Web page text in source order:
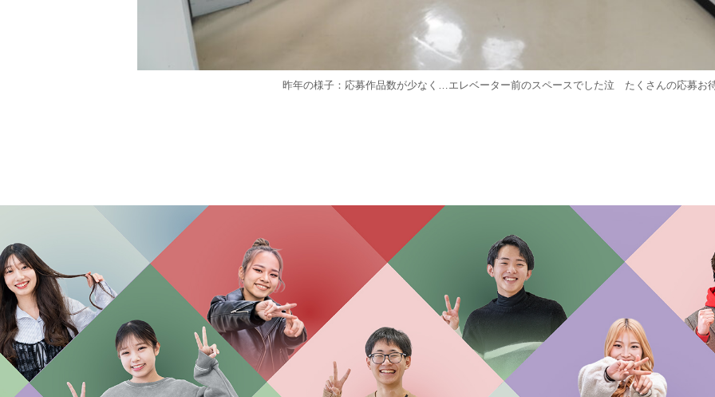
昨年の様子：応募作品数が少なく…エレベーター前のスペースでした泣 たくさんの応募お